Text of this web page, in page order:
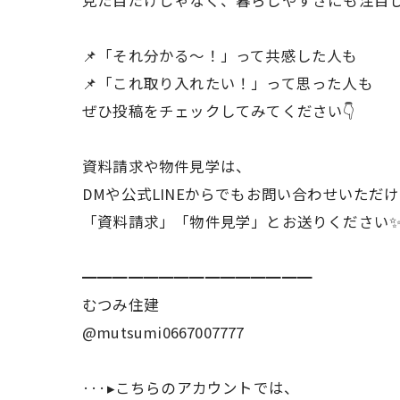
📌「それ分かる〜！」って共感した人も
📌「これ取り入れたい！」って思った人も
ぜひ投稿をチェックしてみてください👇
資料請求や物件見学は、
DMや公式LINEからでもお問い合わせいただけ
「資料請求」「物件見学」とお送りください✨
━━━━━━━━━━━━━━━
むつみ住建
@mutsumi0667007777
···▸こちらのアカウントでは、